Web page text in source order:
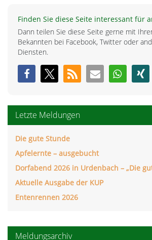
Finden Sie diese Seite interessant für
Dann teilen Sie diese Seite gerne mit
Bekannten bei Facebook, Twitter oder
Diensten.
Letzte Meldungen
Die gute Stunde
Apfelernte – ausgebucht
Dorfabend 2026 in Urdenbach – „Die
Aktuelle Ausgabe der KUP
Entenrennen 2026
Meldungsarchiv